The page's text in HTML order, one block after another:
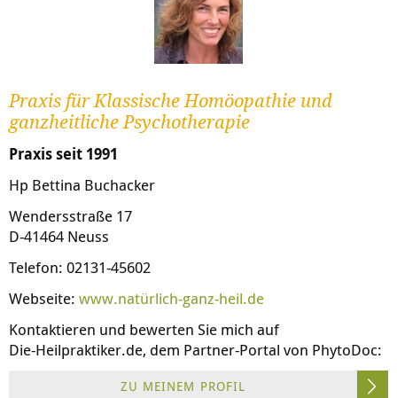
Praxis für Klassische Homöopathie und
ganzheitliche Psychotherapie
Praxis seit 1991
Hp Bettina Buchacker
Wendersstraße 17
D-41464 Neuss
Telefon: 02131-45602
Webseite: www.natürlich-ganz-heil.de
Kontaktieren und bewerten Sie mich auf
Die-Heilpraktiker.de, dem Partner-Portal von PhytoDoc:
ZU MEINEM PROFIL